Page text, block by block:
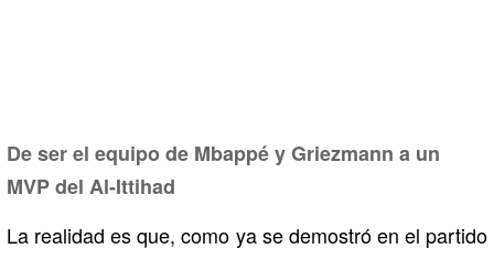
De ser el equipo de Mbappé y Griezmann a un
MVP del Al-Ittihad
La realidad es que, como ya se demostró en el partido